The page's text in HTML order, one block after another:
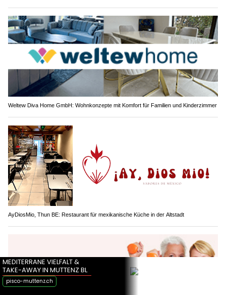
Weltew Diva Home GmbH: Wohnkonzepte mit Komfort für Familien und Kinderzimmer
AyDiosMio, Thun BE: Restaurant für mexikanische Küche in der Altstadt